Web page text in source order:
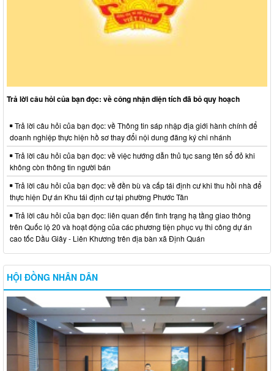
Trả lời câu hỏi của bạn đọc: về công nhận diện tích đã bỏ quy hoạch
Trả lời câu hỏi của bạn đọc: về Thông tin sáp nhập địa giới hành chính để
doanh nghiệp thực hiện hồ sơ thay đổi nội dung đăng ký chi nhánh
Trả lời câu hỏi của bạn đọc: về việc hướng dẫn thủ tục sang tên sổ đỏ khi
không còn thông tin người bán
Trả lời câu hỏi của bạn đọc: về đền bù và cấp tái định cư khi thu hồi nhà để
thực hiện Dự án Khu tái định cư tại phường Phước Tân
Trả lời câu hỏi của bạn đọc: liên quan đến tình trạng hạ tầng giao thông
trên Quốc lộ 20 và hoạt động của các phương tiện phục vụ thi công dự án
cao tốc Dầu Giây - Liên Khương trên địa bàn xã Định Quán
HỘI ĐỒNG NHÂN DÂN